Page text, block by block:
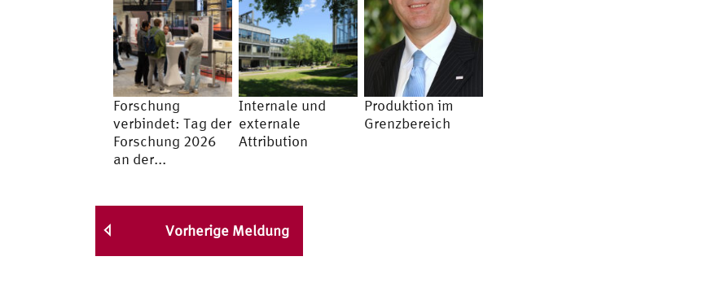
Forschung
verbindet: Tag der
Forschung 2026
an der...
Internale und
externale
Attribution
Produktion im
Grenzbereich
Vorherige Meldung